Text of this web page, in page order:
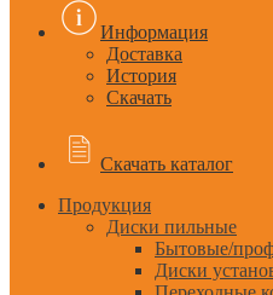
Информация
Доставка
История
Скачать
Скачать каталог
Продукция
Диски пильные
Бытовые/
Диски